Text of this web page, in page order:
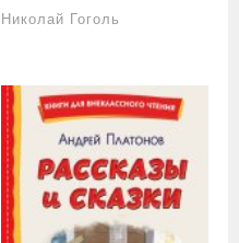
Николай Гоголь